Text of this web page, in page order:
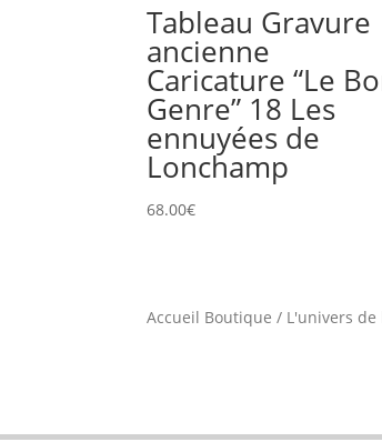
Tableau Gravure
ancienne
Caricature “Le
Genre” 18 Les
ennuyées de
Lonchamp
68.00€
Accueil Boutique / L'univers de